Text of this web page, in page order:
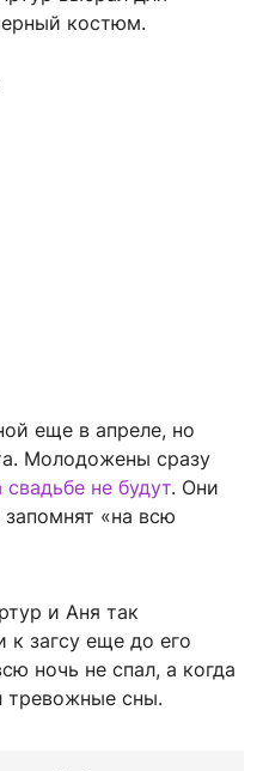
костюм.
еще в апреле, но
Молодожены сразу
не будут. Они
«на всю
и Аня так
к загсу еще до его
ночь не спал, а когда
тревожные сны.